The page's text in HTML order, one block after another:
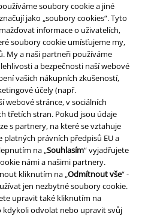
soubory cookie a jiné
jako „soubory cookies“. Tyto
informace o uživatelích,
soubory cookie umísťujeme my,
My a naši partneři používáme
a bezpečnosti naší webové
vašich nákupních zkušeností,
účely (např.
webové stránce, v sociálních
třetích stran. Pokud jsou údaje
s partnery, na které se vztahuje
právních předpisů EU a
na „Souhlasím“ vyjadřujete
námi a našimi partnery.
kliknutím na „Odmítnout vše“ -
jen nezbytné soubory cookie.
upravit také kliknutím na
kdykoli odvolat nebo upravit svůj
prostředí